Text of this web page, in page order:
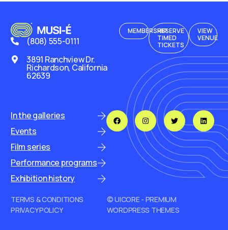
(808) 555-0111
3891 Ranchview Dr.
Richardson, California
62639
MEMBERSHIPRESERVE
TIMED
TICKETS
VIEW
VENUE
In the galleries
Events
Film series
Performance programs
Exhibition history
TERMS & CONDITIONS
PRIVACY POLICY
© UICORE - PREMIUM
WORDPRESS THEMES